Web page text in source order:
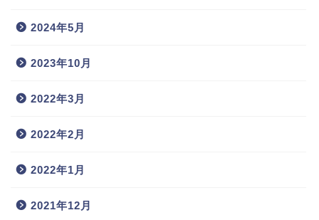
2024年5月
2023年10月
2022年3月
2022年2月
2022年1月
2021年12月